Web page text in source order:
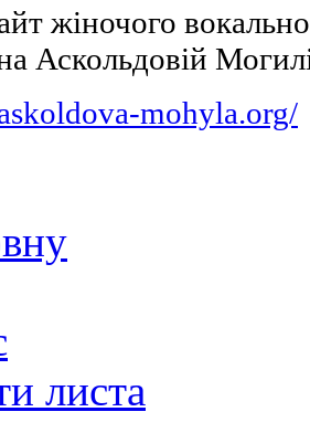
жіночого
Аскольдовій
mohyla.org/
листа